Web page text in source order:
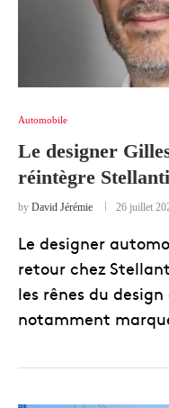
Automobile
Le designer
réintègre
by David Jérémie 26 juillet
Le designer
retour chez
les rênes du
notamment